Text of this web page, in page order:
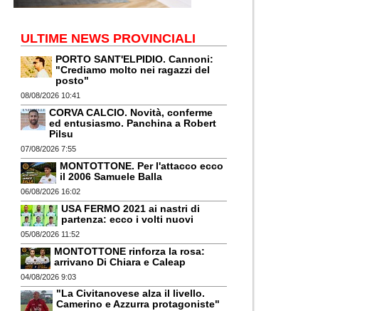
ULTIME NEWS PROVINCIALI
PORTO SANT'ELPIDIO. Cannoni:
"Crediamo molto nei ragazzi del
posto"
08/08/2026 10:41
CORVA CALCIO. Novità, conferme
ed entusiasmo. Panchina a Robert
Pilsu
07/08/2026 7:55
MONTOTTONE. Per l'attacco ecco
il 2006 Samuele Balla
06/08/2026 16:02
USA FERMO 2021 ai nastri di
partenza: ecco i volti nuovi
05/08/2026 11:52
MONTOTTONE rinforza la rosa:
arrivano Di Chiara e Caleap
04/08/2026 9:03
"La Civitanovese alza il livello.
Camerino e Azzurra protagoniste"